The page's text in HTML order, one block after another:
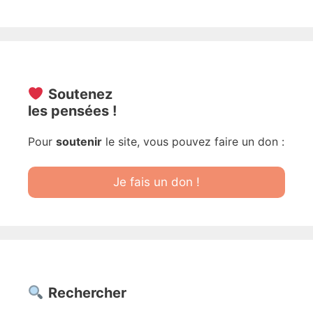
Soutenez
les pensées !
Pour soutenir le site, vous pouvez faire un don :
Je fais un don !
Rechercher